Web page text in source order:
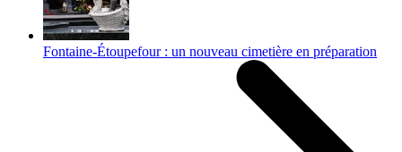
Fontaine-Étoupefour : un nouveau cimetière en préparation